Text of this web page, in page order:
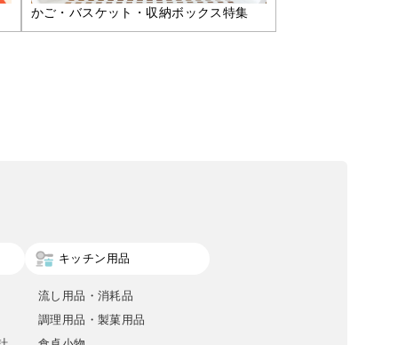
かご・バスケット・収納ボックス特集
キッチン用品
流し用品・消耗品
調理用品・製菓用品